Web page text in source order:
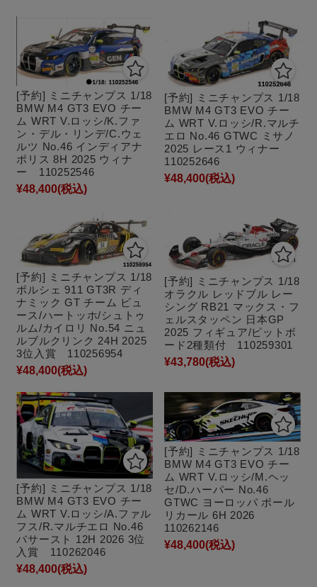
[予約] ミニチャンプス 1/18
BMW M4 GT3 EVO チー
ム WRT V.ロッシ/K.ファ
ン・デル・リンデ/C.ウェ
ルツ No.46 インディアナ
ポリス 8H 2025 ウィナ
ー 110252546
¥48,400(税込)
[予約] ミニチャンプス 1/18
BMW M4 GT3 EVO チー
ム WRT V.ロッシ/R.マルチ
エロ No.46 GTWC ミサノ
2025 レース1 ウィナー
110252646
¥48,400(税込)
[予約] ミニチャンプス 1/18
ポルシェ 911 GT3R ディ
ナミック GT チーム ビュ
ース/ハートッホ/シュトゥ
ルム/カイロリ No.54 ニュ
ルブルクリンク 24H 2025
3位入賞 110256954
¥48,400(税込)
[予約] ミニチャンプス 1/18
オラクル レッドブル レー
シング RB21 マックス・フ
ェルスタッペン 日本GP
2025 フィギュア/ピットボ
ード2種類付 110259301
¥43,780(税込)
[予約] ミニチャンプス 1/18
BMW M4 GT3 EVO チー
ム WRT V.ロッシ/A.ファル
フス/R.マルチエロ No.46
バサースト 12H 2026 3位
入賞 110262046
¥48,400(税込)
[予約] ミニチャンプス 1/18
BMW M4 GT3 EVO チー
ム WRT V.ロッシ/M.ヘッ
セ/D.ハーパー No.46
GTWC ヨーロッパ ポール
リカール 6H 2026
110262146
¥48,400(税込)